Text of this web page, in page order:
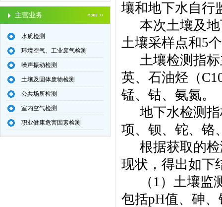
主营业务
水质检测
环境空气、工业废气检测
噪声振动检测
土壤及固体废物检测
公共场所检测
室内空气检测
职业健康危害因素检测
壤和地下水自行
本次土壤及
土壤采样点和5
土壤检测指
英、石油烃（
锰、钴、氨氮。
地下水检测
项、钡、铊、铬
根据获取的
现状，得出如下
（ 1 ）土壤监
包括pH值、砷、